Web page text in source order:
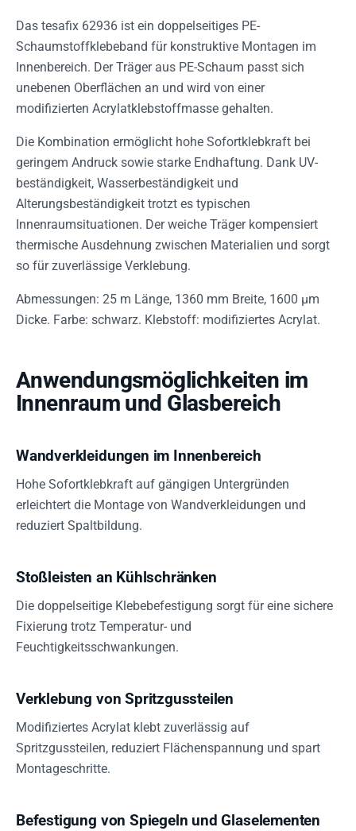
Das tesafix 62936 ist ein doppelseitiges PE-
Schaumstoffklebeband für konstruktive Montagen im
Innenbereich. Der Träger aus PE-Schaum passt sich
unebenen Oberflächen an und wird von einer
modifizierten Acrylatklebstoffmasse gehalten.
Die Kombination ermöglicht hohe Sofortklebkraft bei
geringem Andruck sowie starke Endhaftung. Dank UV-
beständigkeit, Wasserbeständigkeit und
Alterungsbeständigkeit trotzt es typischen
Innenraumsituationen. Der weiche Träger kompensiert
thermische Ausdehnung zwischen Materialien und sorgt
so für zuverlässige Verklebung.
Abmessungen: 25 m Länge, 1360 mm Breite, 1600 µm
Dicke. Farbe: schwarz. Klebstoff: modifiziertes Acrylat.
Anwendungsmöglichkeiten im
Innenraum und Glasbereich
Wandverkleidungen im Innenbereich
Hohe Sofortklebkraft auf gängigen Untergründen
erleichtert die Montage von Wandverkleidungen und
reduziert Spaltbildung.
Stoßleisten an Kühlschränken
Die doppelseitige Klebebefestigung sorgt für eine sichere
Fixierung trotz Temperatur- und
Feuchtigkeitsschwankungen.
Verklebung von Spritzgussteilen
Modifiziertes Acrylat klebt zuverlässig auf
Spritzgussteilen, reduziert Flächenspannung und spart
Montageschritte.
Befestigung von Spiegeln und Glaselementen